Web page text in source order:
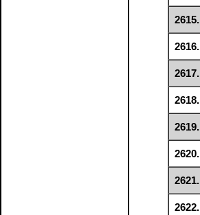
2615.
2616.
2617.
2618.
2619.
2620.
2621.
2622.